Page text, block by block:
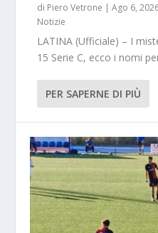
di Piero Vetrone |Ago 6,
Notizie
LATINA (Ufficiale) – I
15 Serie C, ecco i nomi
PER SAPERNE DI PIÙ